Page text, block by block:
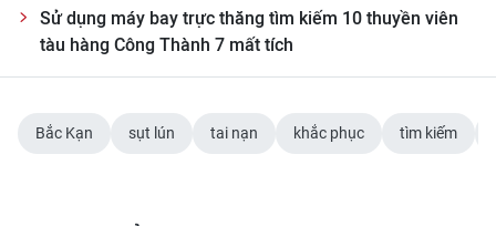
CHUYÊN ĐỀ
CÁC CHUYÊN TRANG
VỀ BÁO NHÂN DÂN
Sử dụng máy bay trực thăng tìm kiếm 10 thuyền viên
tàu hàng Công Thành 7 mất tích
Bắc Kạn sụt lún tai nạn khắc phục tìm kiếm